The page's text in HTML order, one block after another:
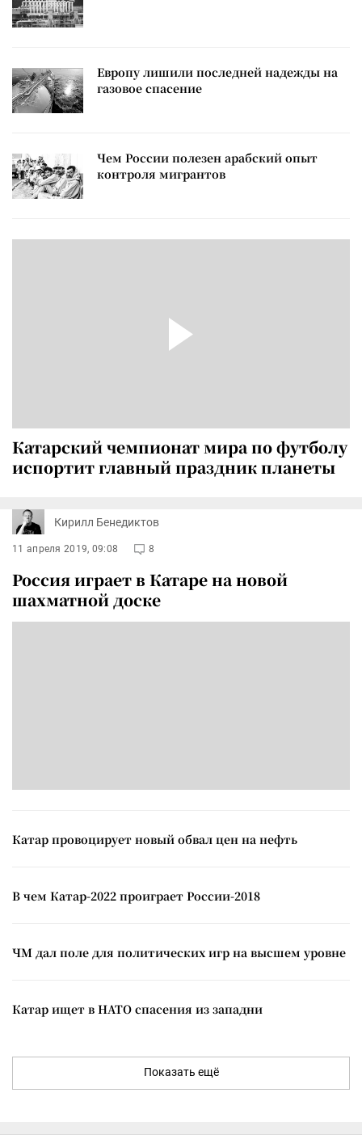
Европу лишили последней надежды на
газовое спасение
Чем России полезен арабский опыт
контроля мигрантов
Катарский чемпионат мира по футболу
испортит главный праздник планеты
Кирилл Бенедиктов
11 апреля 2019, 09:08 8
Россия играет в Катаре на новой
шахматной доске
Катар провоцирует новый обвал цен на нефть
В чем Катар-2022 проиграет России-2018
ЧМ дал поле для политических игр на высшем уровне
Катар ищет в НАТО спасения из западни
Показать ещё